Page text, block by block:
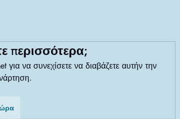
περισσότερα;
να συνεχίσετε να διαβάζετε αυτήν την